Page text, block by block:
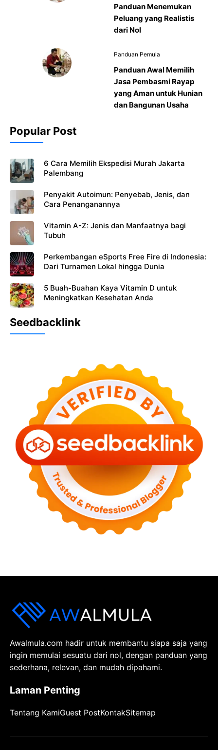
Panduan Menemukan
Peluang yang Realistis
dari Nol
Panduan Pemula
Panduan Awal Memilih
Jasa Pembasmi Rayap
yang Aman untuk Hunian
dan Bangunan Usaha
Popular Post
6 Cara Memilih Ekspedisi Murah Jakarta
Palembang
Penyakit Autoimun: Penyebab, Jenis, dan
Cara Penanganannya
Vitamin A-Z: Jenis dan Manfaatnya bagi
Tubuh
Perkembangan eSports Free Fire di Indonesia:
Dari Turnamen Lokal hingga Dunia
5 Buah-Buahan Kaya Vitamin D untuk
Meningkatkan Kesehatan Anda
Seedbacklink
Awalmula.com hadir untuk membantu siapa saja yang
ingin memulai sesuatu dari nol, dengan panduan yang
sederhana, relevan, dan mudah dipahami.
Laman Penting
Tentang KamiGuest PostKontakSitemap